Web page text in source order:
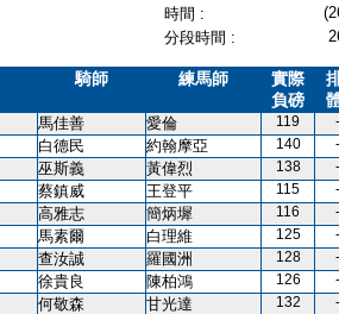
時間 :
分段時間 :
騎師 練馬師
實際
負磅
馬佳善 愛倫 119
白德民 約翰摩亞 140
巫斯義 黃偉烈 138
蔡鎮威 王登平 115
高雅志 簡炳墀 116
馬素爾 白理維 125
查汝誠 羅國洲 128
徐貴良 陳柏鴻 126
何敬森 甘光達 132